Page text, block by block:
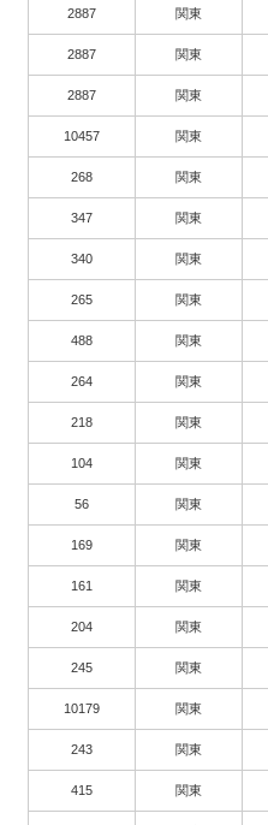
2887 関東
2887 関東
2887 関東
10457 関東
268 関東
347 関東
340 関東
265 関東
488 関東
264 関東
218 関東
104 関東
56 関東
169 関東
161 関東
204 関東
245 関東
10179 関東
243 関東
415 関東